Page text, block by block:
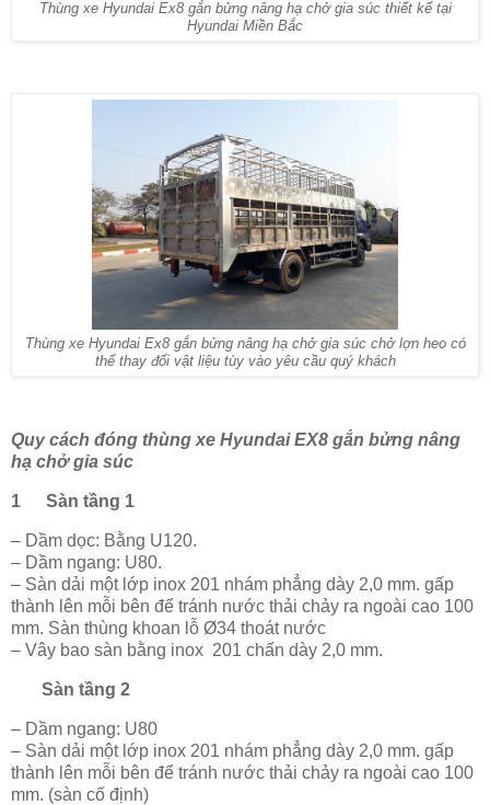
Thùng xe Hyundai Ex8 gắn bửng nâng hạ chở gia súc thiết kế tại
Hyundai Miền Bắc
Thùng xe Hyundai Ex8 gắn bửng nâng hạ chở gia súc chở lợn heo có
thể thay đổi vật liệu tùy vào yêu cầu quý khách
Quy cách đóng thùng xe Hyundai EX8 gắn bửng nâng
hạ chở gia súc
1 Sàn tầng 1
– Dầm dọc: Bằng U120.
– Dầm ngang: U80.
– Sàn dải một lớp inox 201 nhám phẳng dày 2,0 mm. gấp
thành lên mỗi bên để tránh nước thải chảy ra ngoài cao 100
mm. Sàn thùng khoan lỗ Ø34 thoát nước
– Vây bao sàn bằng inox 201 chấn dày 2,0 mm.
Sàn tầng 2
– Dầm ngang: U80
– Sàn dải một lớp inox 201 nhám phẳng dày 2,0 mm. gấp
thành lên mỗi bên để tránh nước thải chảy ra ngoài cao 100
mm. (sàn cố định)